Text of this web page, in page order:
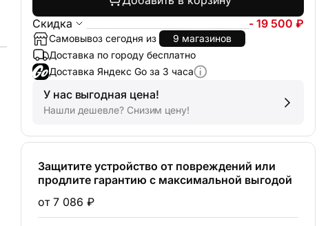
Скидка
- 19 500 ₽
Самовывоз сегодня из
9 магазинов
Доставка по городу бесплатно
Доставка Яндекс Go за 3 часа
У нас выгодная цена!
Нашли дешевле? Снизим цену!
Защитите устройство от повреждений или
продлите гарантию с максимальной выгодой
от 7 086 ₽